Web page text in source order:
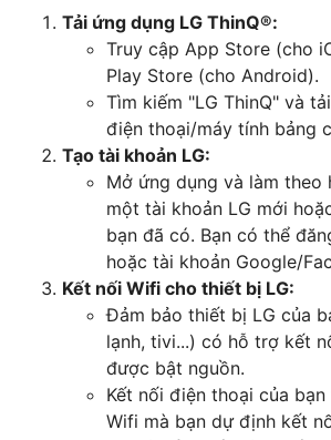
Tải ứng dụng LG ThinQ®:
Truy cập App Store (cho
Play Store (cho Android).
Tìm kiếm "LG ThinQ" và
điện thoại/máy tính bảng
Tạo tài khoản LG:
Mở ứng dụng và làm theo
một tài khoản LG mới
bạn đã có. Bạn có thể
hoặc tài khoản Google/
Kết nối Wifi cho thiết bị LG:
Đảm bảo thiết bị LG của
lạnh, tivi...) có hỗ trợ kết
được bật nguồn.
Kết nối điện thoại của
Wifi mà bạn dự định kết